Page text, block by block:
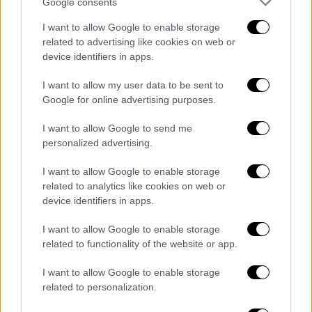
I want to allow Google to enable storage
related to advertising like cookies on web or
device identifiers in apps.
I want to allow my user data to be sent to
Google for online advertising purposes.
I want to allow Google to send me
personalized advertising.
I want to allow Google to enable storage
related to analytics like cookies on web or
device identifiers in apps.
I want to allow Google to enable storage
related to functionality of the website or app.
I want to allow Google to enable storage
related to personalization.
«Η πολιτική εξάρτηση του ΟΠΕΚΕΠΕ»
Ο πρώην πρόεδρος του Οργανισμού από τον
Ιούλιο 2022 έως τον Δεκέμβριο 2023,
ΟΠΕΚΕΠΕ στηνπολιτική εξάρτηση
με το
υπουργείο Αγροτικής Ανάπτυξης
«Η πολιτική εξάρτηση του ΟΠΕΚΕΠΕ από το
υπουργείο ήταν κάτι παραπάνω από
εκπρόσωπο του στο ΔΣ του ΟΠΕΚΕΠΕ,
σημαίνει ότι έχειπαρέμβαση», σχολίασε
δηκτικά ο μάρτυρας.